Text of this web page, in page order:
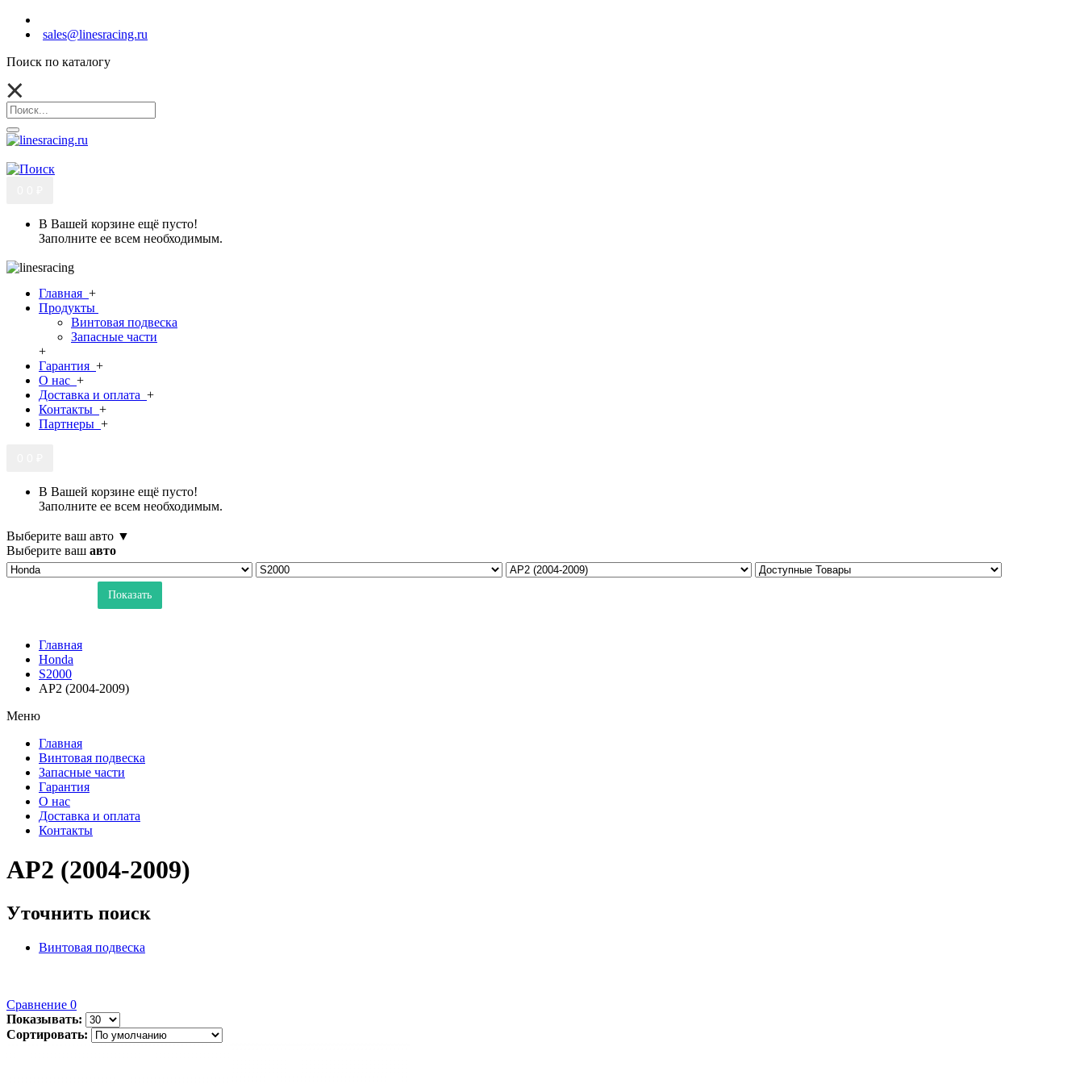
sales@linesracing.ru
Поиск по каталогу
В Вашей корзине ещё пусто!
Заполните ее всем необходимым.
Главная +
Продукты
Винтовая подвеска
Запасные части
+
Гарантия +
О нас +
Доставка и оплата +
Контакты +
Партнеры +
В Вашей корзине ещё пусто!
Заполните ее всем необходимым.
Выберите ваш авто ▼
Выберите ваш авто
Показать
Главная
Honda
S2000
AP2 (2004-2009)
Меню
Главная
Винтовая подвеска
Запасные части
Гарантия
О нас
Доставка и оплата
Контакты
AP2 (2004-2009)
Уточнить поиск
Винтовая подвеска
Сравнение 0
Показывать:
Сортировать: